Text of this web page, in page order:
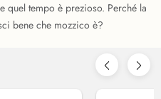
quel tempo è prezioso. Perché la
bene che mozzico è?